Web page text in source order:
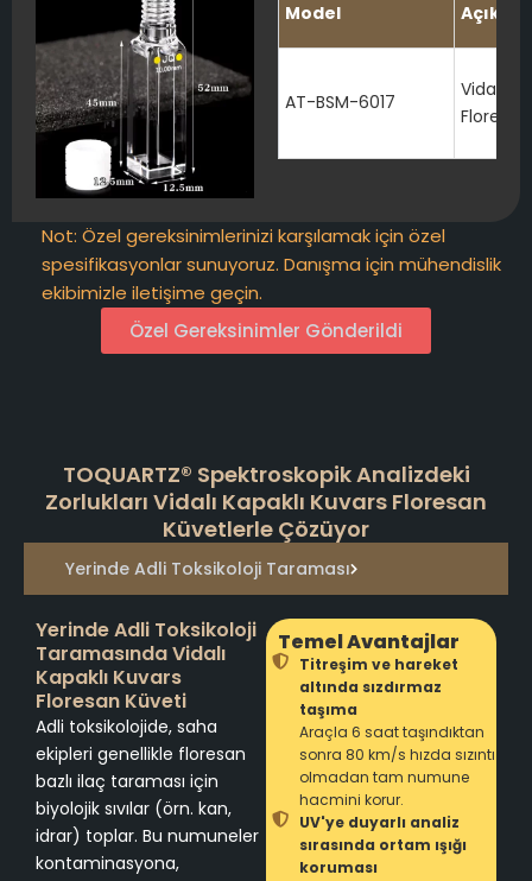
Model
AT-BSM-6017
Vidalı
Not: Özel gereksinimlerinizi karşılamak için özel
spesifikasyonlar sunuyoruz. Danışma için mühendislik
ekibimizle iletişime geçin.
Özel Gereksinimler Gönderildi
TOQUARTZ® Spektroskopik Analizdeki
Zorlukları Vidalı Kapaklı Kuvars Floresan
Küvetlerle Çözüyor
Yerinde Adli Toksikoloji Taraması
Yerinde Adli Toksikoloji
Taramasında Vidalı
Kapaklı Kuvars
Floresan Küveti
Adli toksikolojide, saha
ekipleri genellikle floresan
bazlı ilaç taraması için
biyolojik sıvılar (örn. kan,
idrar) toplar. Bu numuneler
kontaminasyona,
Temel Avantajlar
Titreşim ve hareket
altında sızdırmaz
taşıma
Araçla 6 saat taşındıktan
sonra 80 km/s hızda sızıntı
olmadan tam numune
hacmini korur.
UV'ye duyarlı analiz
sırasında ortam ışığı
koruması